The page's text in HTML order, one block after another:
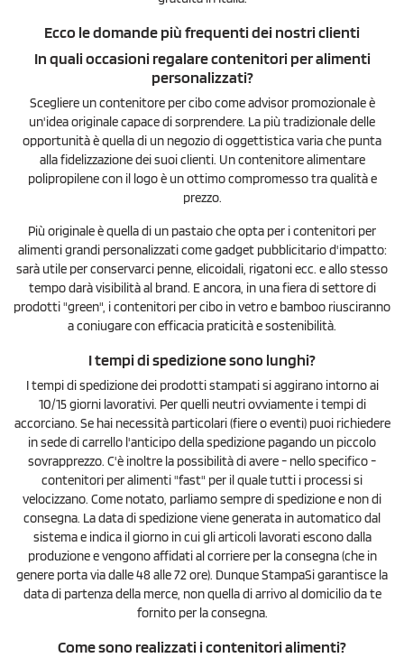
Ecco le domande più frequenti dei nostri clienti
In quali occasioni regalare contenitori per alimenti
personalizzati?
Scegliere un contenitore per cibo come advisor promozionale è
un'idea originale capace di sorprendere. La più tradizionale delle
opportunità è quella di un negozio di oggettistica varia che punta
alla fidelizzazione dei suoi clienti. Un contenitore alimentare
polipropilene con il logo è un ottimo compromesso tra qualità e
prezzo.
Più originale è quella di un pastaio che opta per i contenitori per
alimenti grandi personalizzati come gadget pubblicitario d'impatto:
sarà utile per conservarci penne, elicoidali, rigatoni ecc. e allo stesso
tempo darà visibilità al brand. E ancora, in una fiera di settore di
prodotti "green", i contenitori per cibo in vetro e bamboo riusciranno
a coniugare con efficacia praticità e sostenibilità.
I tempi di spedizione sono lunghi?
I tempi di spedizione dei prodotti stampati si aggirano intorno ai
10/15 giorni lavorativi. Per quelli neutri ovviamente i tempi di
accorciano. Se hai necessità particolari (fiere o eventi) puoi richiedere
in sede di carrello l'anticipo della spedizione pagando un piccolo
sovrapprezzo. C'è inoltre la possibilità di avere - nello specifico -
contenitori per alimenti "fast" per il quale tutti i processi si
velocizzano. Come notato, parliamo sempre di spedizione e non di
consegna. La data di spedizione viene generata in automatico dal
sistema e indica il giorno in cui gli articoli lavorati escono dalla
produzione e vengono affidati al corriere per la consegna (che in
genere porta via dalle 48 alle 72 ore). Dunque StampaSi garantisce la
data di partenza della merce, non quella di arrivo al domicilio da te
fornito per la consegna.
Come sono realizzati i contenitori alimenti?